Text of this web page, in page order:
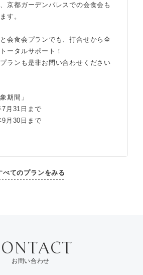
京都ガーデンパレスでの会食会も
す。
会食会プランでも、打合せから全
ータルサポート！
ランも是非お問い合わせください
期間」
月31日まで
月30日まで
べてのプランをみる
お問い合わせ